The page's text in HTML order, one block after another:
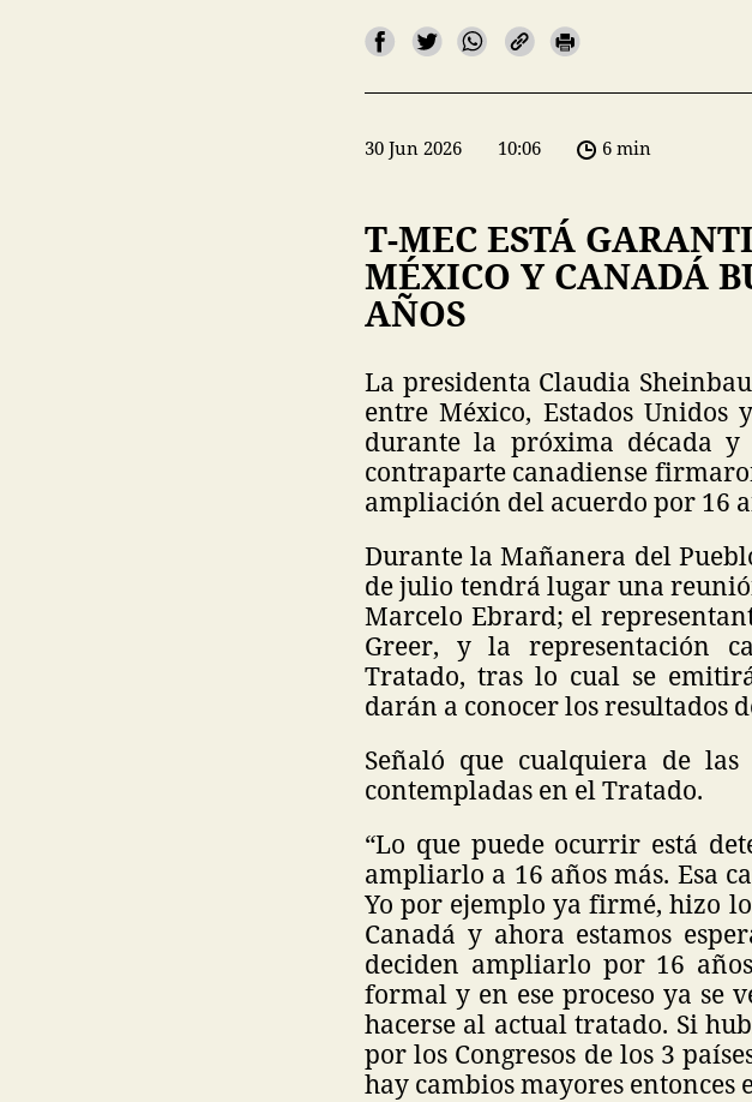
30 Jun 2026 10:06 6 min
T-MEC ESTÁ
MÉXICO Y CANADÁ
AÑOS
La presidenta Claudia
entre México, Estados Unidos
durante la próxima década
contraparte canadiense
ampliación del acuerdo por 16
Durante la Mañanera del
de julio tendrá lugar una
Marcelo Ebrard; el
Greer, y la representación
Tratado, tras lo cual se
darán a conocer los resultados
Señaló que cualquiera de
contempladas en el Tratado.
“Lo que puede ocurrir está
ampliarlo a 16 años más. Esa
Yo por ejemplo ya firmé, hizo
Canadá y ahora estamos
deciden ampliarlo por 16
formal y en ese proceso ya se
hacerse al actual tratado. Si
por los Congresos de los 3
hay cambios mayores